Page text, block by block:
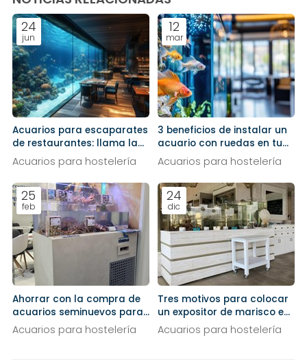
24
jun
Acuarios para escaparates
de restaurantes: llama la
atención de la calle
Acuarios para hostelería
12
mar
3 beneficios de instalar un
acuario con ruedas en tu
restaurante
Acuarios para hostelería
25
feb
Ahorrar con la compra de
acuarios seminuevos para
tu restaurante
Acuarios para hostelería
24
dic
Tres motivos para colocar
un expositor de marisco en
tu negocio
Acuarios para hostelería